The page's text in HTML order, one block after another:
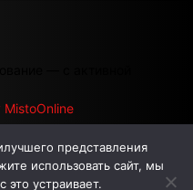
— с активной
РЕКЛАМА НА САЙТЕ
представления
использовать сайт, мы
это устраивает.